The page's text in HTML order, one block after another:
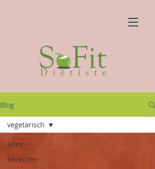
Blog
Alles
Recepten
vegetarisch